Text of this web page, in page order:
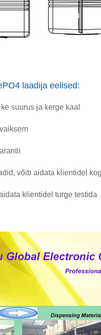
laadija eelised:
suurus ja kerge kaal
, võib aidata klientidel
klientidel turge testida